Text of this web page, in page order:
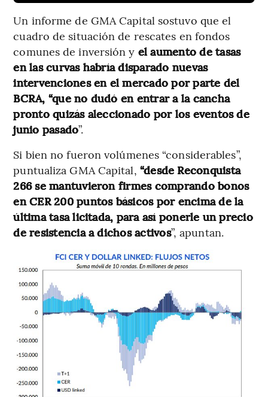
Un informe de GMA Capital sostuvo que el
cuadro de situación de rescates en fondos
comunes de inversión y el aumento de tasas
en las curvas habría disparado nuevas
intervenciones en el mercado por parte del
BCRA, “que no dudó en entrar a la cancha
pronto quizás aleccionado por los eventos de
junio pasado”.
Si bien no fueron volúmenes “considerables”,
puntualiza GMA Capital, “desde Reconquista
266 se mantuvieron firmes comprando bonos
en CER 200 puntos básicos por encima de la
última tasa licitada, para así ponerle un precio
de resistencia a dichos activos”, apuntan.